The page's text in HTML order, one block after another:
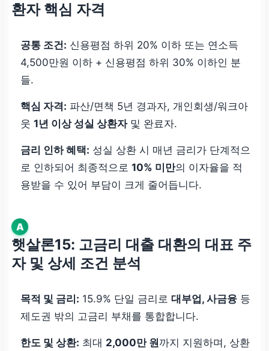
환자 핵심 자격
공통 조건: 신용평점 하위 20% 이하 또는 연소득
4,500만원 이하 + 신용평점 하위 30% 이하인 분
들.
핵심 자격: 파산/면책 5년 경과자, 개인회생/워크아
웃 1년 이상 성실 상환자및 완료자.
금리 인하 혜택: 성실 상환 시 매년 금리가 단계적으
로 인하되어 최종적으로 10% 미만의 이자율을 적
용받을 수 있어 부담이 크게 줄어듭니다.
A
햇살론15: 고금리 대출 대환의 대표 주
자 및 상세 조건 분석
목적 및 금리: 15.9% 단일 금리로 대부업, 사금융 등
제도권 밖의 고금리 부채를 통합합니다.
한도 및 상환: 최대 2,000만 원까지 지원하며, 상환